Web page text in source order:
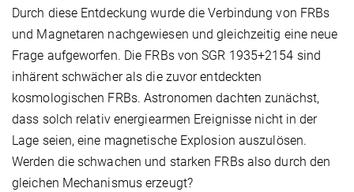
Durch diese Entdeckung wurde die Verbindung von FRBs
und Magnetaren nachgewiesen und gleichzeitig eine neue
Frage aufgeworfen. Die FRBs von SGR 1935+2154 sind
inhärent schwächer als die zuvor entdeckten
kosmologischen FRBs. Astronomen dachten zunächst,
dass solch relativ energiearmen Ereignisse nicht in der
Lage seien, eine magnetische Explosion auszulösen.
Werden die schwachen und starken FRBs also durch den
gleichen Mechanismus erzeugt?